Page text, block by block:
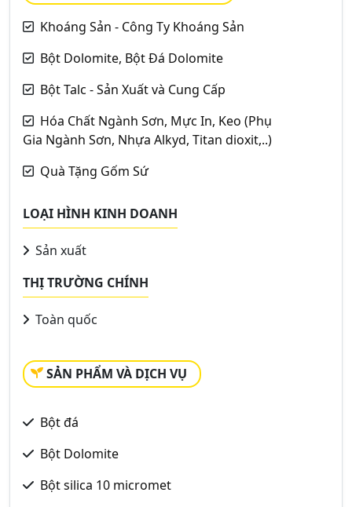
Khoáng Sản - Công Ty Khoáng Sản
Bột Dolomite, Bột Đá Dolomite
Bột Talc - Sản Xuất và Cung Cấp
Hóa Chất Ngành Sơn, Mực In, Keo (Phụ
Gia Ngành Sơn, Nhựa Alkyd, Titan dioxit,..)
Quà Tặng Gốm Sứ
LOẠI HÌNH KINH DOANH
Sản xuất
THỊ TRƯỜNG CHÍNH
Toàn quốc
SẢN PHẨM VÀ DỊCH VỤ
Bột đá
Bột Dolomite
Bột silica 10 micromet